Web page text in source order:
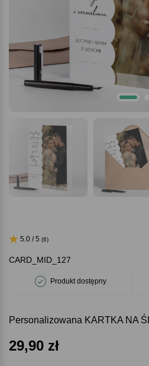
CARD_MID_127
Produkt dostępny
5.0 / 5 (6)
Personalizowana KARTKA NA
29,90 zł